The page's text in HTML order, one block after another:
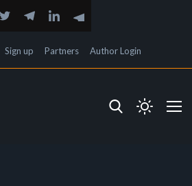
Sign up Partners Author Login